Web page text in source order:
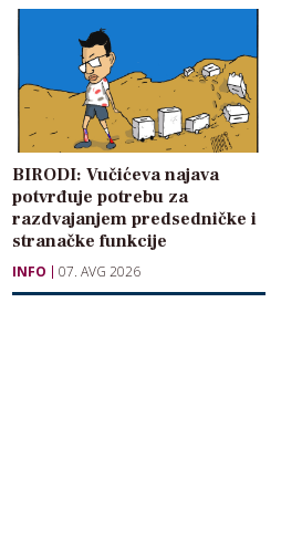
BIRODI: Vučićeva najava
potvrđuje potrebu za
razdvajanjem predsedničke i
stranačke funkcije
INFO 07. AVG 2026